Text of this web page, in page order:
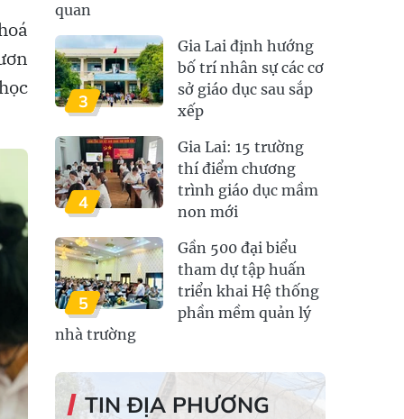
quan
3
Gia Lai định hướng
bố trí nhân sự các cơ
sở giáo dục sau sắp
xếp
4
Gia Lai: 15 trường
thí điểm chương
trình giáo dục mầm
non mới
5
Gần 500 đại biểu
tham dự tập huấn
triển khai Hệ thống
phần mềm quản lý
nhà trường
TIN ĐỊA PHƯƠNG